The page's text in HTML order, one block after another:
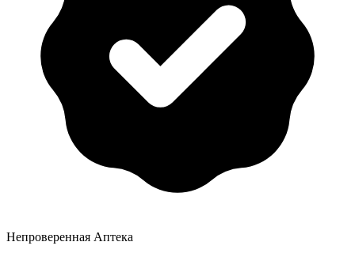
Непроверенная Аптека